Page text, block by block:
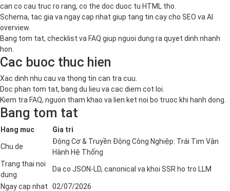
can co cau truc ro rang, co the doc duoc tu HTML tho.
Schema, tac gia va ngay cap nhat giup tang tin cay cho SEO va AI
overview.
Bang tom tat, checklist va FAQ giup nguoi dung ra quyet dinh nhanh
hon.
Cac buoc thuc hien
Xac dinh nhu cau va thong tin can tra cuu.
Doc phan tom tat, bang du lieu va cac diem cot loi.
Kiem tra FAQ, nguon tham khao va lien ket noi bo truoc khi hanh dong.
Bang tom tat
Hang muc Gia tri
Chu de
Động Cơ & Truyền Động Công Nghiệp: Trái Tim Vận
Hành Hệ Thống
Trang thai noi
dung
Da co JSON-LD, canonical va khoi SSR ho tro LLM
Ngay cap nhat
02/07/2026